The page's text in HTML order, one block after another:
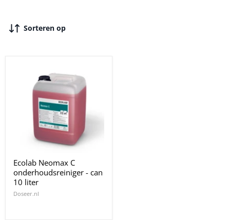
Sorteren op
Ecolab Neomax C
onderhoudsreiniger - can
10 liter
Doseer.nl